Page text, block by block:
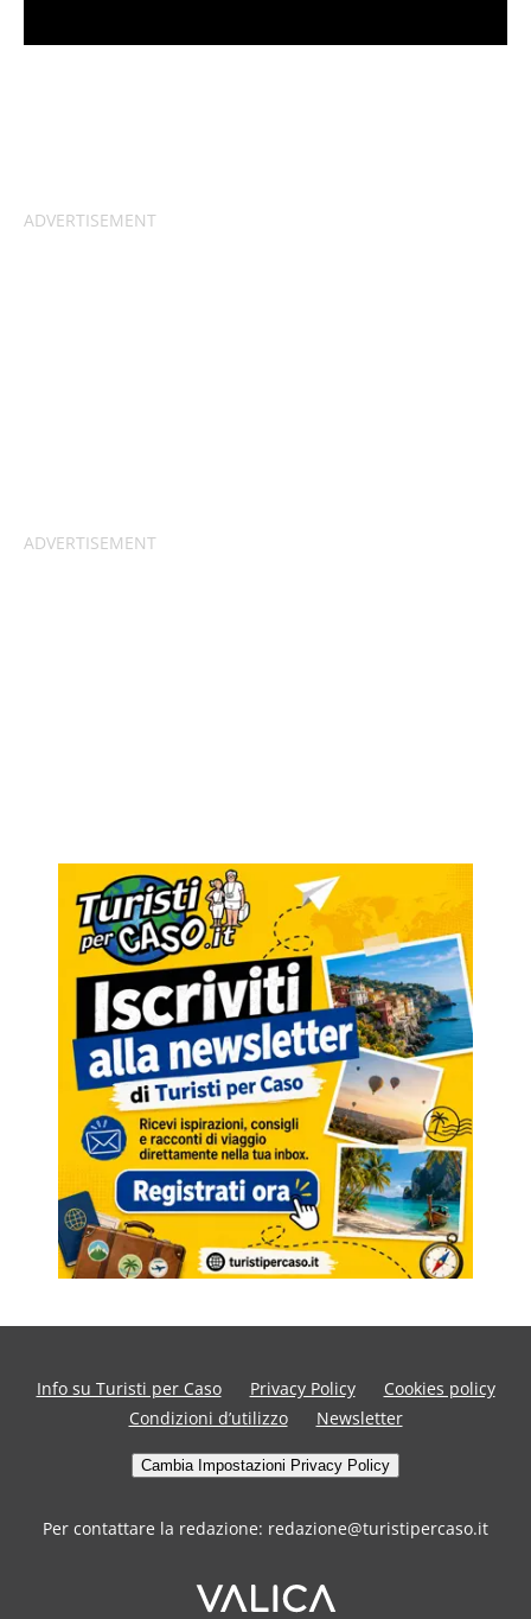
Info su Turisti per Caso Privacy Policy
Cookies policy
Condizioni d’utilizzo
Newsletter
Cambia Impostazioni Privacy Policy
Per contattare la redazione: redazione@turistipercaso.it